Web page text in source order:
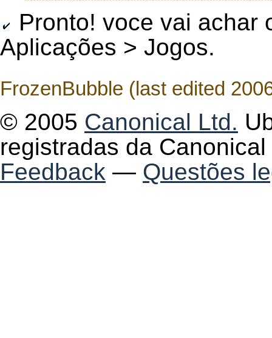
Pronto! voce vai achar
Aplicações > Jogos.
FrozenBubble (last edited
© 2005 Canonical Ltd.
registradas da Canonical
Feedback — Questões